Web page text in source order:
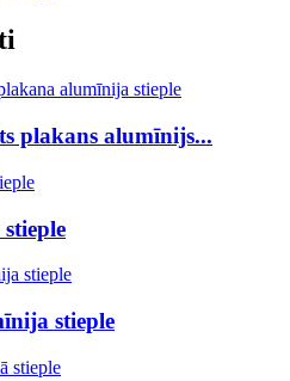
plakans alumīnijs...
stieple